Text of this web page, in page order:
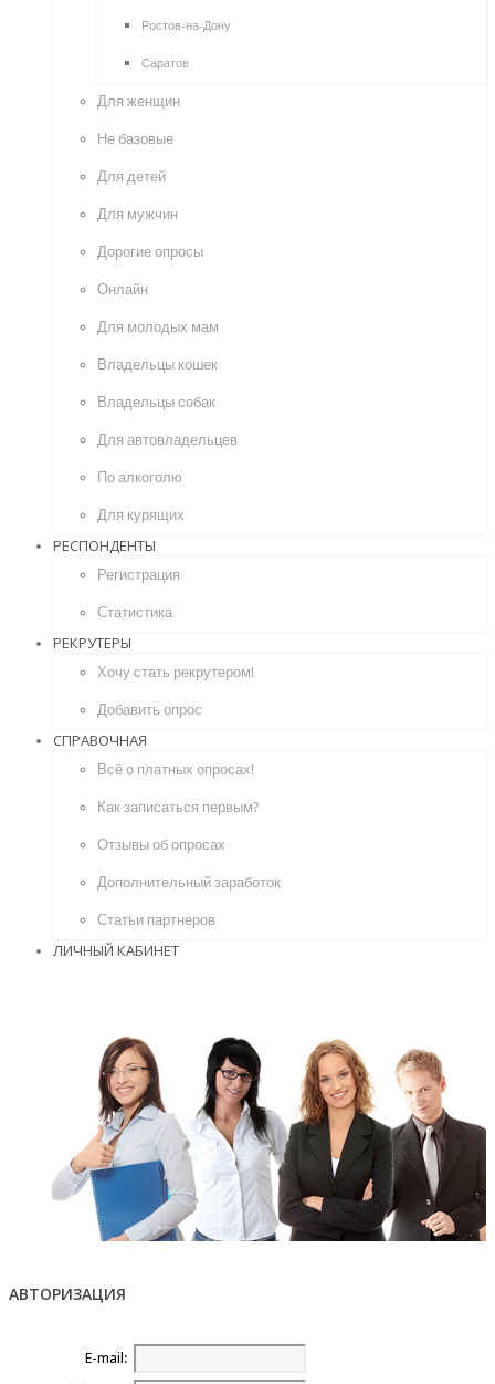
Ростов-на-Дону
Саратов
Для женщин
Не базовые
Для детей
Для мужчин
Дорогие опросы
Онлайн
Для молодых мам
Владельцы кошек
Владельцы собак
Для автовладельцев
По алкоголю
Для курящих
РЕСПОНДЕНТЫ
Регистрация
Статистика
РЕКРУТЕРЫ
Хочу стать рекрутером!
Добавить опрос
СПРАВОЧНАЯ
Всё о платных опросах!
Как записаться первым?
Отзывы об опросах
Дополнительный заработок
Статьи партнеров
ЛИЧНЫЙ КАБИНЕТ
АВТОРИЗАЦИЯ
E-mail: